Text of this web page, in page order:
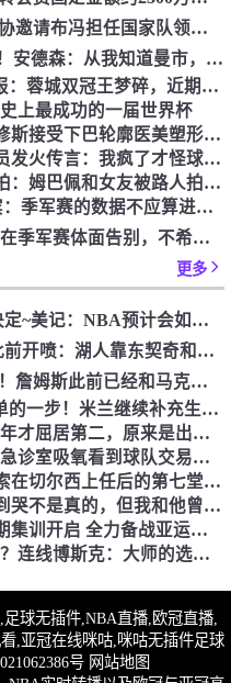
[精彩资讯]斯基拉：意大利足协邀请布冯担任国家队领队，但遭到
【值得一看】第4轮曼市德比！安德森：从我知道曼市，曼城就是这
【精彩资讯】7月不胜！足球报：蓉城双冠王梦碎，近期成绩下滑要
上最成功的一届世界杯
[体育视频]卧槽你是谁？维尼修斯接受下巴轮廓医美塑形，突然变
[世界杯]阿根廷总统回应对球员发火传言：我疯了才怪球员？全是
[体育头条]迈阿密真好玩！实拍：姆巴佩和女友被路人拍到在夜店
[今日视频]你认同吗❓️CBS嘉宾：季军赛的数据不应算进去，
【好看推荐】队报：德尚决心在季军赛体面告别，不希望以两连败收
更多
【体育资讯】詹姆斯已做出决定~美记：NBA预计会如期公布新赛
【集锦】没有老詹！帕金斯此前开喷：湖人靠东契奇和里夫斯没人会
[体育头条]多年夏季训练搭子！詹姆斯此前已经和马克西一同训练
【有道理嘛?】签字只是最简单的一步！米兰继续补充生力军！
【锡安】莫兰特这种天赋，19年才屈居第二，原来是出了锡安这个
【球迷看点】波什：15年血栓急诊室吸氧看到球队交易，我仍想复
[你怎么看？]青年才俊！阿隆索在切尔西上任后的第七堂训练课！
[篮球]林书豪此前：被科比喷到哭不是真的，但我和他曾五个月没
[球迷报道]中国三人女篮第四期集训开启 全力备战亚运会&奥运
【集锦】布斯克茨还是罗德里？连线博斯克：大师的选择会是谁？
球无插件,NBA直播,欧冠直播,
,亚冠在线咪咕,咪咕无插件足球
号 网站地图